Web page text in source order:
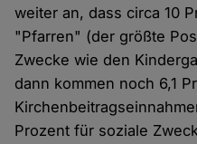
weiter an, dass circa 10
"Pfarren" (der größte
Zwecke wie den
dann kommen noch 6,1
Prozent für soziale